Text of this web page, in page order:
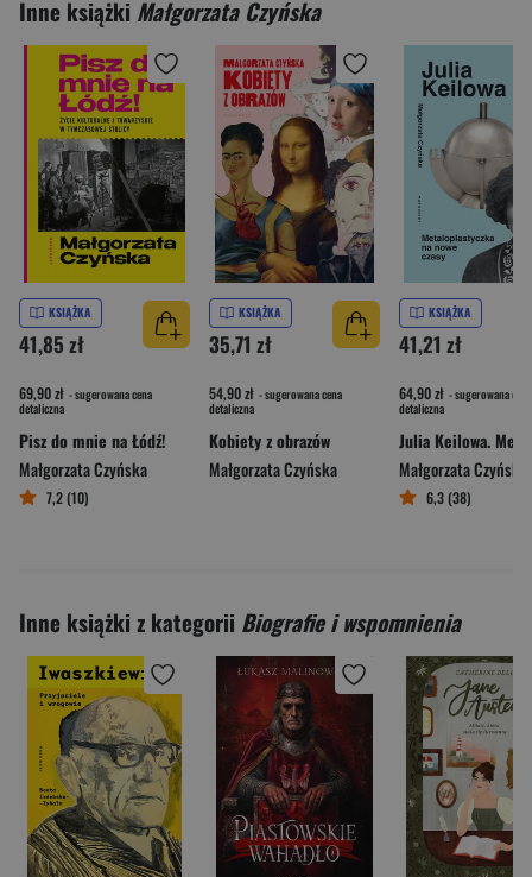
Inne książki Małgorzata Czyńska
KSIĄŻKA
41,85 zł
69,90 zł - sugerowana cena
detaliczna
Pisz do mnie na Łódź!
Małgorzata Czyńska
7,2 (10)
KSIĄŻKA
35,71 zł
54,90 zł - sugerowana cena
detaliczna
Kobiety z obrazów
Małgorzata Czyńska
KSIĄŻKA
41,21 zł
64,90 zł - sugerowana cena
detaliczna
Małgorzata Czyńska
6,3 (38)
Inne książki z kategorii Biografie i wspomnienia